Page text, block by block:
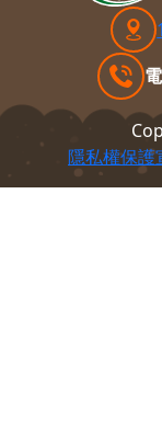
隱私權保護